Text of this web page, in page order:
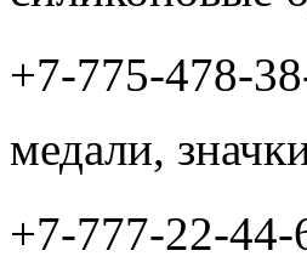
+7-775-478-
медали,
+7-777-22-44-